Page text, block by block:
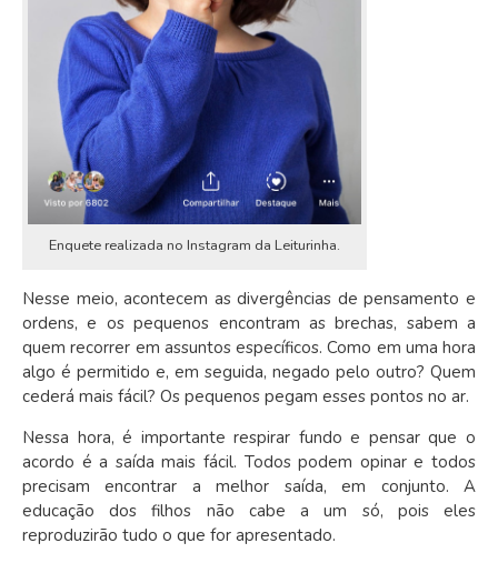
Enquete realizada no Instagram da Leiturinha.
Nesse meio, acontecem as divergências de pensamento e
ordens, e os pequenos encontram as brechas, sabem a
quem recorrer em assuntos específicos. Como em uma hora
algo é permitido e, em seguida, negado pelo outro? Quem
cederá mais fácil? Os pequenos pegam esses pontos no ar.
Nessa hora, é importante respirar fundo e pensar que o
acordo é a saída mais fácil. Todos podem opinar e todos
precisam encontrar a melhor saída, em conjunto. A
educação dos filhos não cabe a um só, pois eles
reproduzirão tudo o que for apresentado.